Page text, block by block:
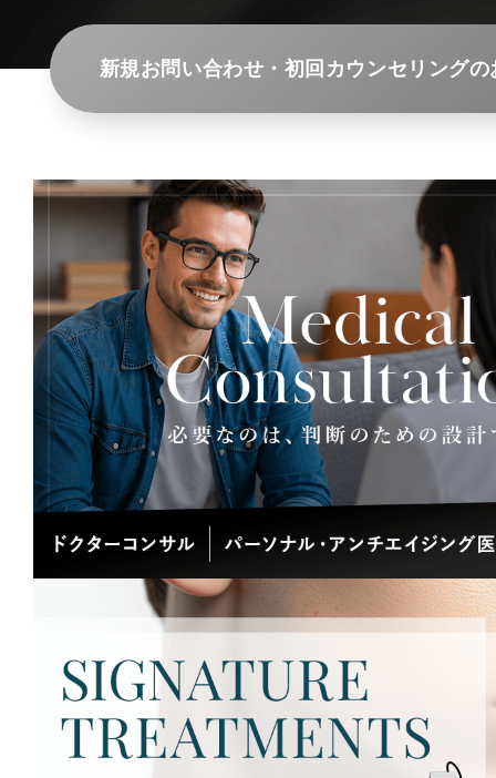
新規お問い合わせ・初回カウンセリングの